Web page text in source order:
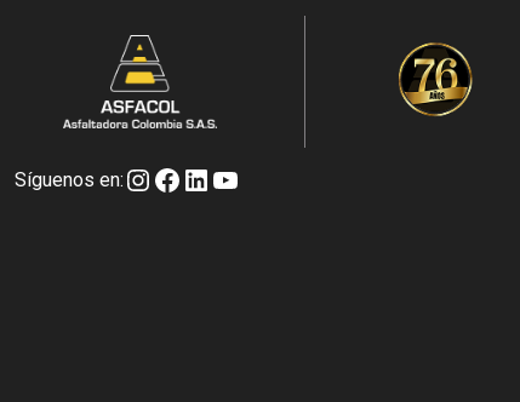
Síguenos en: Instagram
Facebook
LinkedIn
YouTube